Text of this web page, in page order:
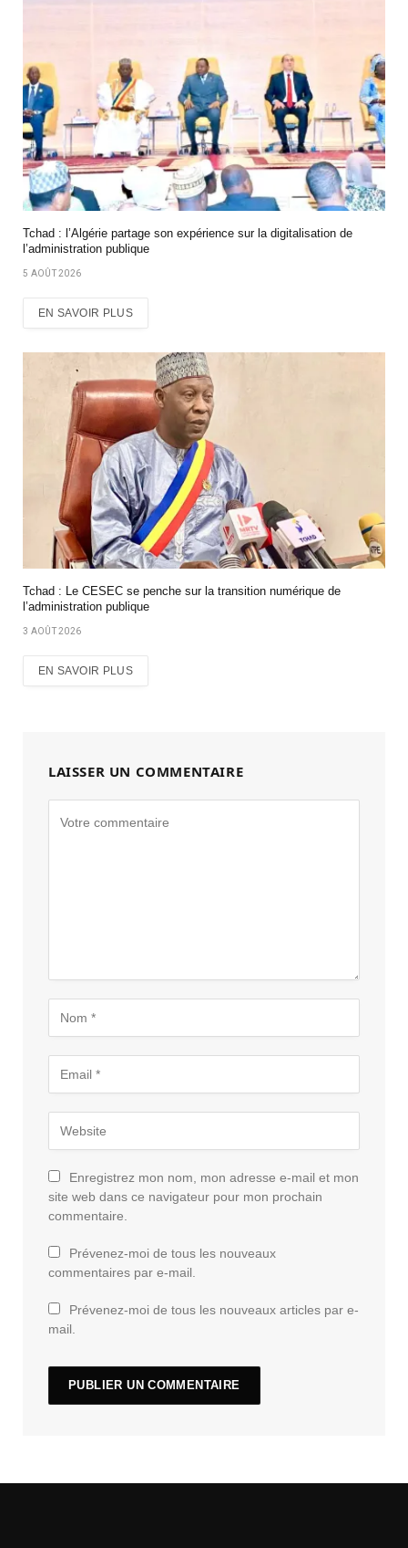
Tchad : l’Algérie partage son expérience sur la digitalisation de
l’administration publique
5 AOÛT 2026
EN SAVOIR PLUS
Tchad : Le CESEC se penche sur la transition numérique de
l’administration publique
3 AOÛT 2026
EN SAVOIR PLUS
LAISSER UN COMMENTAIRE
Enregistrez mon nom, mon adresse e-mail et mon
site web dans ce navigateur pour mon prochain
commentaire.
Prévenez-moi de tous les nouveaux
commentaires par e-mail.
Prévenez-moi de tous les nouveaux articles par e-
mail.